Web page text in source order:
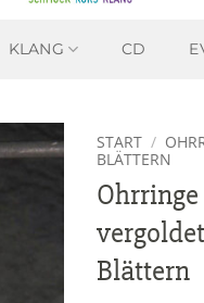
KLANG CD
START /
BLÄTTERN
Blättern